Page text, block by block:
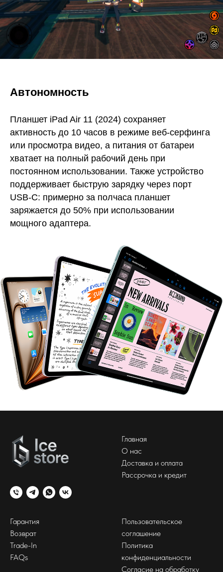
Автономность
Планшет iPad Air 11 (2024) сохраняет
активность до 10 часов в режиме веб-серфинга
или просмотра видео, а питания от батареи
хватает на полный рабочий день при
постоянном использовании. Также устройство
поддерживает быструю зарядку через порт
USB-C: примерно за полчаса планшет
заряжается до 50% при использовании
мощного адаптера.
Главная
О нас
Доставка и оплата
Рассрочка и кредит
Гарантия
Возврат
Trade-In
FAQs
Пользовательское
соглашение
Политика
конфиденциальности
Согласие на обработку